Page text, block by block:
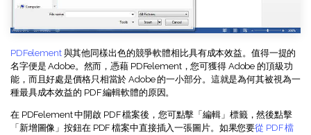
PDFelement與其他同樣出色的競爭軟體相比具有成本效益。值得一提的
名字便是 Adobe。然而，憑藉 PDFelement，您可獲得 Adobe 的頂級功
能，而且好處是價格只相當於 Adobe 的一小部分。這就是為何其被視為一
種最具成本效益的 PDF 編輯軟體的原因。
在 PDFelement 中開啟 PDF 檔案後，您可點擊「編輯」標籤，然後點擊
「新增圖像」按鈕在 PDF 檔案中直接插入一張圖片。如果您要從 PDF 檔